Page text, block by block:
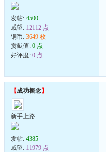
发帖: 4500
威望: 12112 点
铜币: 3649 枚
贡献值: 0 点
好评度: 0 点
【成功概念】
新手上路
发帖: 4385
威望: 11979 点